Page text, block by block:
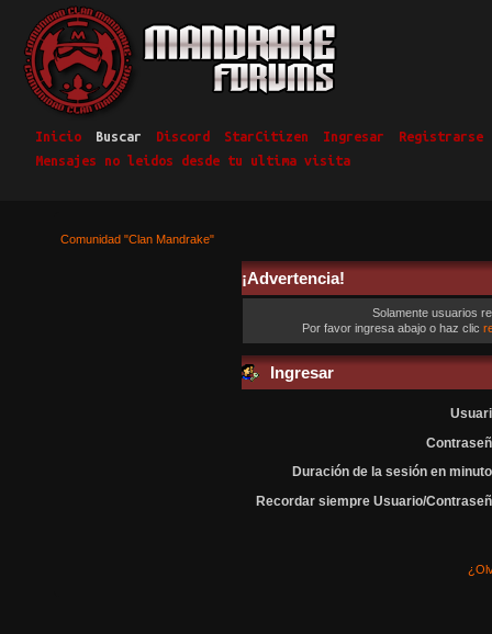
Inicio Buscar Discord StarCitizen Ingresar
Registrarse
Mensajes no leidos desde tu ultima visita
Comunidad "Clan Mandrake"
¡Advertencia!
Solamente usuarios
Por favor ingresa abajo o haz clic
Ingresar
Duración de la sesión en
Recordar siempre Usuario/